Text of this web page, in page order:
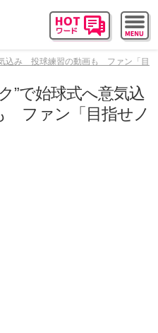
込み 投球練習の動画も ファン「目
”で始球式へ意気込
ファン「目指せノ